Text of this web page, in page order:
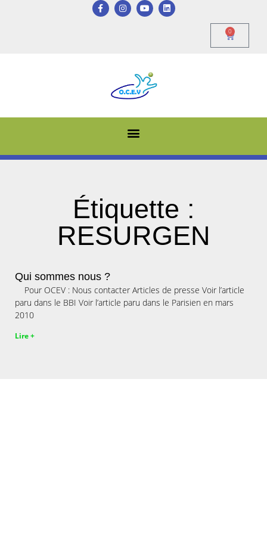
0
Étiquette :
RESURGEN
Qui sommes nous ?
Pour OCEV : Nous contacter Articles de presse Voir l’article
paru dans le BBI Voir l’article paru dans le Parisien en mars
2010
Lire +